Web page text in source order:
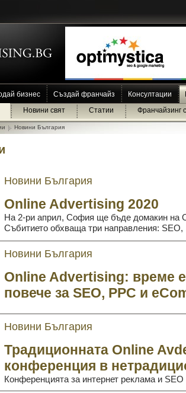
бизнес Създай франчайз Консултации
Новини свят Статии Франчайзинг
Новини България
Новини България
Online Advertising 2020
На 2-ри април, София ще бъде домакин на
Събитието обхваща три направления:
Новини България
Online Advertising: време
повече за SEO, PPC и
Новини България
Традиционната Online
конференция в
Конференцията за интернет реклама и